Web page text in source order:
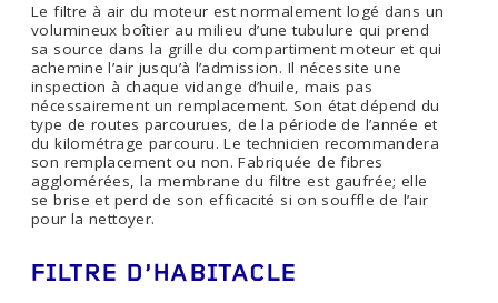
Le filtre à air du moteur est normalement logé dans un
volumineux boîtier au milieu d’une tubulure qui prend
sa source dans la grille du compartiment moteur et qui
achemine l’air jusqu’à l’admission. Il nécessite une
inspection à chaque vidange d’huile, mais pas
nécessairement un remplacement. Son état dépend du
type de routes parcourues, de la période de l’année et
du kilométrage parcouru. Le technicien recommandera
son remplacement ou non. Fabriquée de fibres
agglomérées, la membrane du filtre est gaufrée; elle
se brise et perd de son efficacité si on souffle de l’air
pour la nettoyer.
FILTRE D’HABITACLE